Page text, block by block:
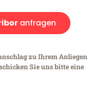
anfragen
zu Ihrem Anliegen
Sie uns bitte eine